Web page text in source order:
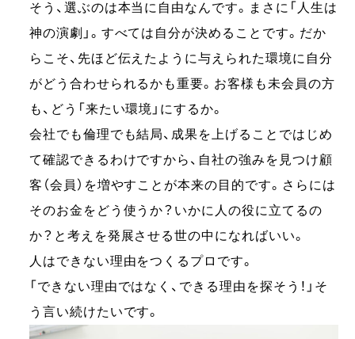
そう、選ぶのは本当に自由なんです。まさに「人生は
神の演劇」。すべては自分が決めることです。だか
らこそ、先ほど伝えたように与えられた環境に自分
がどう合わせられるかも重要。お客様も未会員の方
も、どう「来たい環境」にするか。
会社でも倫理でも結局、成果を上げることではじめ
て確認できるわけですから、自社の強みを見つけ顧
客（会員）を増やすことが本来の目的です。さらには
そのお金をどう使うか？いかに人の役に立てるの
か？と考えを発展させる世の中になればいい。
人はできない理由をつくるプロです。
「できない理由ではなく、できる理由を探そう！」そ
う言い続けたいです。